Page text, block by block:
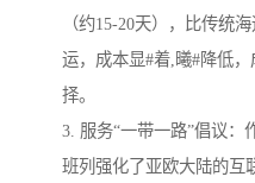
（约15-20天），比传统
运，成本显#着,曦#降低
择。
3. 服务“一带一路”倡议：
班列强化了亚欧大陆的互